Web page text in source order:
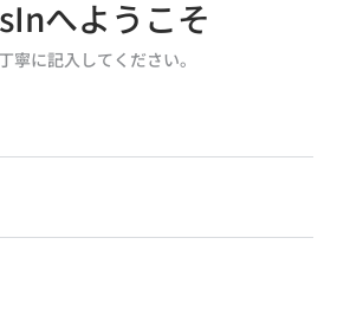
へようこそ
寧に記入してください。